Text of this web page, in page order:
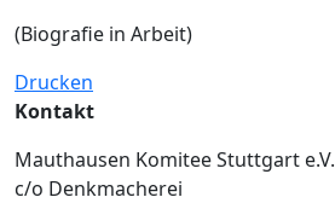
(Biografie in Arbeit)
Drucken
Kontakt
Mauthausen Komitee Stuttgart e.V.
c/o Denkmacherei